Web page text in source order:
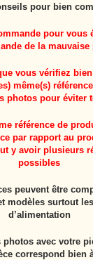
Hisense
Hisense
De
pour bien
pour vous
de la mauvaise
vous vérifiez
même(s)
photos pour éviter
référence de
par rapport au
y avoir plusieurs
possibles
peuvent être
modèles surtout
d’alimentation
photos avec votre
correspond bien